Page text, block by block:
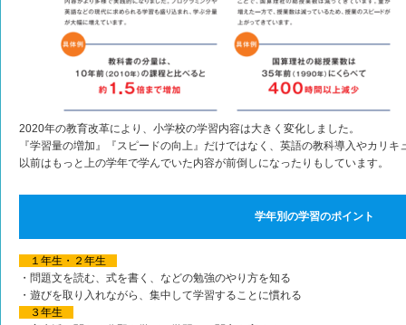
2020年の教育改革により、小学校の学習内容は大きく変化しました。
『学習量の増加』『スピードの向上』だけではなく、英語の教科導入やカリキ
以前はもっと上の学年で学んでいた内容が前倒しになったりもしています。
学年別の学習のポイント
１年生・２年生
・問題文を読む、式を書く、などの勉強のやり方を知る
・遊びを取り入れながら、集中して学習することに慣れる
３年生